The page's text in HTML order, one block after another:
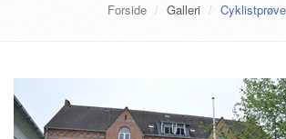
Forside Galleri